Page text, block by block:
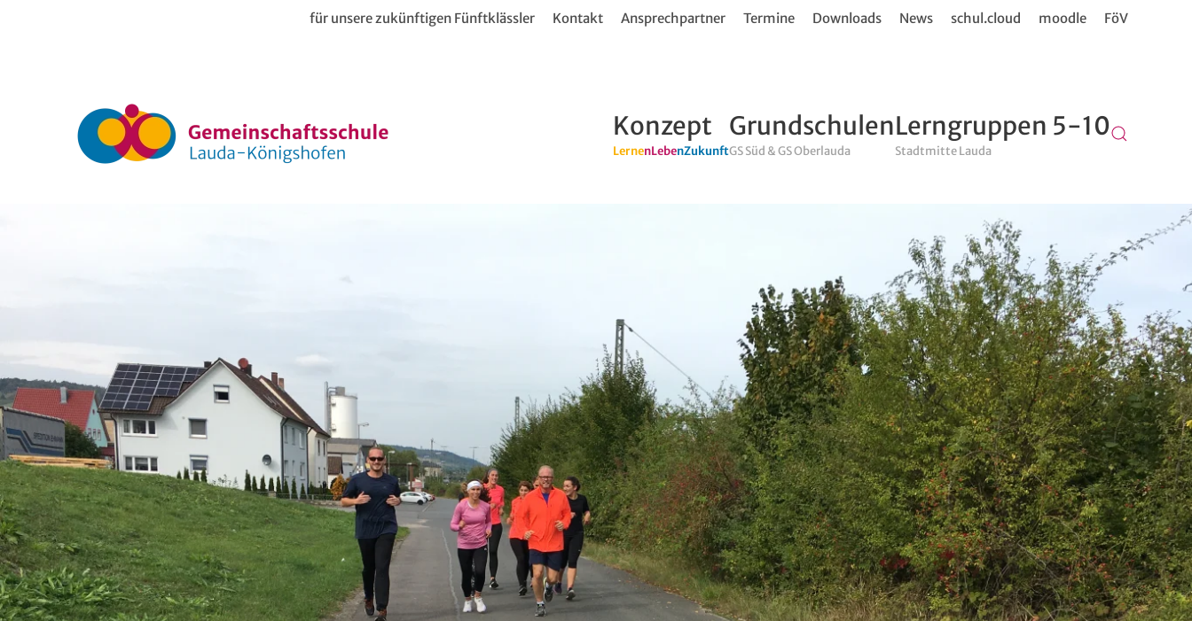
für unsere zukünftigen Fünftklässler Kontakt Ansprechpartner Termine Downloads News schul.cloud moodle FöV
Konzept
LernenLebenZukunft
Grundschulen
GS Süd & GS Oberlauda
Lerngruppen 5-10
Stadtmitte Lauda